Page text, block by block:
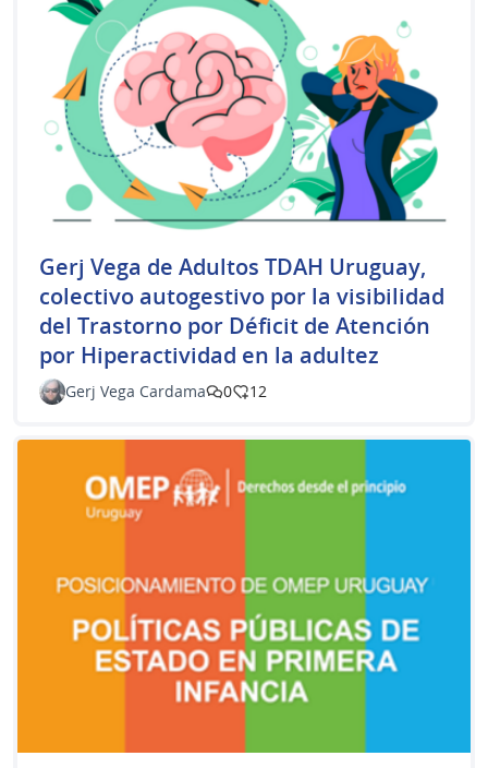
Gerj Vega de Adultos TDAH Uruguay,
colectivo autogestivo por la visibilidad
del Trastorno por Déficit de Atención
por Hiperactividad en la adultez
Gerj Vega Cardama 0 12